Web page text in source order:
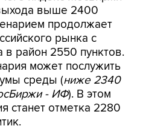
выше 2400
продолжает
рынка с
район 2550 пунктов.
может послужить
среды (ниже 2340
- ИФ). В этом
станет отметка 2280